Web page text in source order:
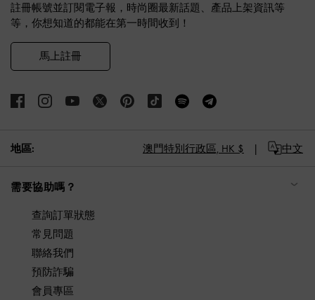
註冊帳號並訂閱電子報，時尚圈最新話題、產品上架資訊等
等，你想知道的都能在第一時間收到！
馬上註冊
地區: 澳門特別行政區, HK $ 中文
需要協助嗎？
查詢訂單狀態
常見問題
聯絡我們
預防詐騙
會員專區